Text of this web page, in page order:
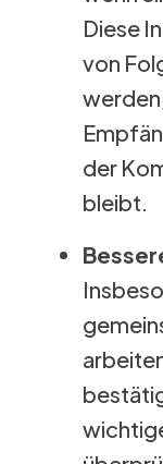
Diese
von
der
bleibt.